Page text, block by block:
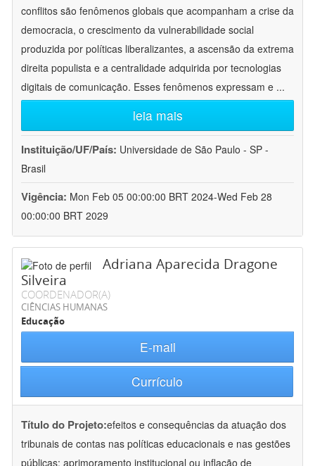
conflitos são fenômenos globais que acompanham a crise da
democracia, o crescimento da vulnerabilidade social
produzida por políticas liberalizantes, a ascensão da extrema
direita populista e a centralidade adquirida por tecnologias
digitais de comunicação. Esses fenômenos expressam e ...
leia mais
Instituição/UF/País: Universidade de São Paulo - SP -
Brasil
Vigência: Mon Feb 05 00:00:00 BRT 2024-Wed Feb 28
00:00:00 BRT 2029
Adriana Aparecida Dragone
Silveira
COORDENADOR(A)
CIÊNCIAS HUMANAS
Educação
E-mail
Currículo
Título do Projeto:efeitos e consequências da atuação dos
tribunais de contas nas políticas educacionais e nas gestões
públicas: aprimoramento institucional ou inflação de